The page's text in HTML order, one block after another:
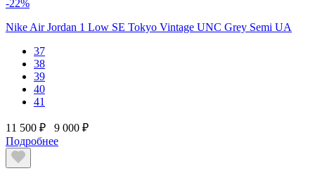
-22%
Nike Air Jordan 1 Low SE Tokyo Vintage UNC Grey Semi UA
37
38
39
40
41
11 500 ₽
9 000 ₽
Подробнее